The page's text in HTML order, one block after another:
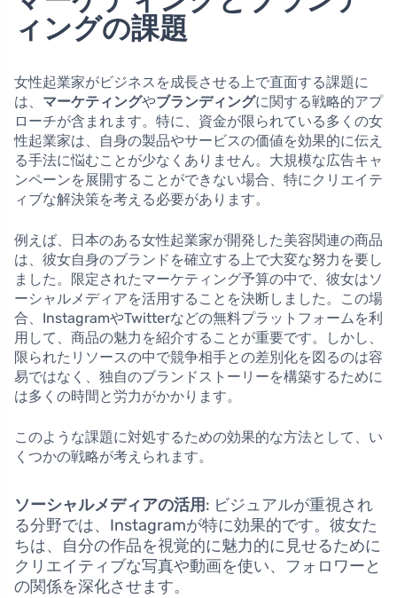
ィングの課題
女性起業家がビジネスを成長させる上で直面する課題に
は、 マーケティングやブランディングに関する戦略的アプ
ローチが含まれます。特に、資金が限られている多くの女
性起業家は、自身の製品やサービスの価値を効果的に伝え
る手法に悩むことが少なくありません。大規模な広告キャ
ンペーンを展開することができない場合、特にクリエイテ
ィブな解決策を考える必要があります。
例えば、日本のある女性起業家が開発した美容関連の商品
は、彼女自身のブランドを確立する上で大変な努力を要し
ました。限定されたマーケティング予算の中で、彼女はソ
ーシャルメディアを活用することを決断しました。この場
合、InstagramやTwitterなどの無料プラットフォームを利
用して、商品の魅力を紹介することが重要です。しかし、
限られたリソースの中で競争相手との差別化を図るのは容
易ではなく、独自のブランドストーリーを構築するために
は多くの時間と労力がかかります。
このような課題に対処するための効果的な方法として、い
くつかの戦略が考えられます。
ソーシャルメディアの活用: ビジュアルが重視され
る分野では、Instagramが特に効果的です。彼女た
ちは、自分の作品を視覚的に魅力的に見せるために
クリエイティブな写真や動画を使い、フォロワーと
の関係を深化させます。